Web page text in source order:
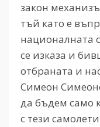
закон
тъй като е
националната
се изказа и
отбраната и
Симеон
да бъдем само
с тези